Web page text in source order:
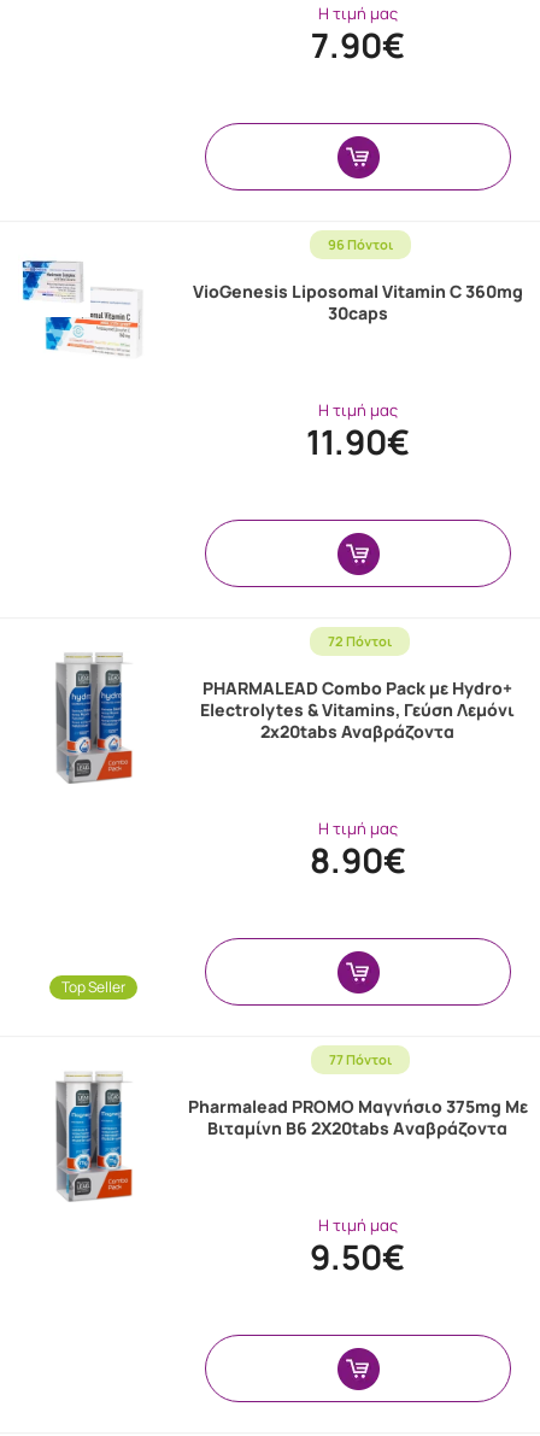
Η τιμή μας
7.90€
96 Πόντοι
VioGenesis Liposomal Vitamin C 360mg
30caps
Η τιμή μας
11.90€
72 Πόντοι
Top Seller
PHARMALEAD Combo Pack με Hydro+
Electrolytes & Vitamins, Γεύση Λεμόνι
2x20tabs Αναβράζοντα
Η τιμή μας
8.90€
77 Πόντοι
Pharmalead PROMO Μαγνήσιο 375mg Με
Βιταμίνη Β6 2X20tabs Aναβράζοντα
Η τιμή μας
9.50€